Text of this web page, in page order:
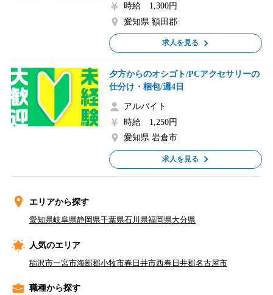
時給 1,300円
愛知県 額田郡
求人を見る
夕方からのオシゴト/PCアクセサリーの
仕分け・梱包/週4日
アルバイト
時給 1,250円
愛知県 岩倉市
求人を見る
エリアから探す
愛知県岐阜県静岡県千葉県石川県福岡県大分県
人気のエリア
稲沢市一宮市海部郡小牧市春日井市西春日井郡名古屋市
職種から探す